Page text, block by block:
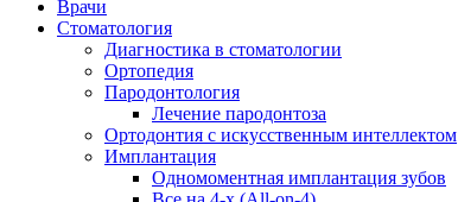
Врачи
Стоматология
Диагностика в стоматологии
Ортопедия
Пародонтология
Лечение пародонтоза
Ортодонтия с искусственным интеллектом
Имплантация
Одномоментная имплантация зубов